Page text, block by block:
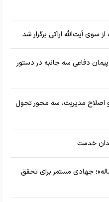
سوی آیت‌الله اراکی برگزار شد
دفاعی سه جانبه در دستور
و اصلاح مدیریت، سه محور تحول
خدمت
واحد ائمه در «انسان ۲۵۰ ساله»؛ جهادی مستمر برای تحقق